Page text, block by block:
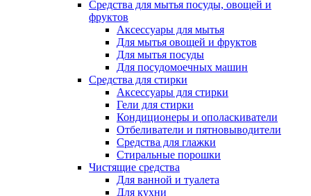
Средства для мытья посуды, овощей и
фруктов
Аксессуары для мытья
Для мытья овощей и фруктов
Для мытья посуды
Для посудомоечных машин
Средства для стирки
Аксессуары для стирки
Гели для стирки
Кондиционеры и ополаскиватели
Отбеливатели и пятновыводители
Средства для глажки
Стиральные порошки
Чистящие средства
Для ванной и туалета
Для кухни